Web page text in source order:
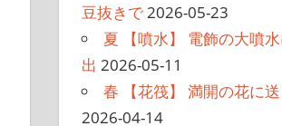
豆抜きで2026-05-23
夏 【噴水】 電飾の大噴
出 2026-05-11
春 【花筏】 満開の花に
2026-04-14